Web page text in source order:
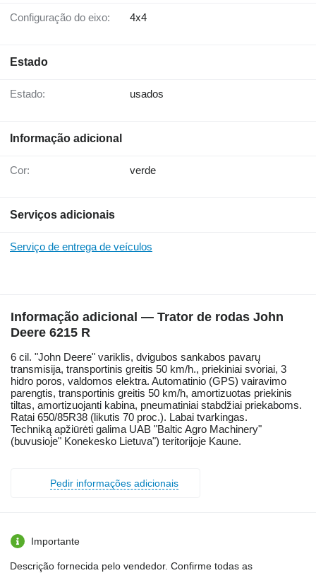
Configuração do eixo: 4x4
Estado
Estado: usados
Informação adicional
Cor: verde
Serviços adicionais
Serviço de entrega de veículos
Informação adicional — Trator de rodas John
Deere 6215 R
6 cil. "John Deere" variklis, dvigubos sankabos pavarų
transmisija, transportinis greitis 50 km/h., priekiniai svoriai, 3
hidro poros, valdomos elektra. Automatinio (GPS) vairavimo
parengtis, transportinis greitis 50 km/h, amortizuotas priekinis
tiltas, amortizuojanti kabina, pneumatiniai stabdžiai priekaboms.
Ratai 650/85R38 (likutis 70 proc.). Labai tvarkingas.
Techniką apžiūrėti galima UAB "Baltic Agro Machinery"
(buvusioje" Konekesko Lietuva") teritorijoje Kaune.
Pedir informações adicionais
Importante
Descrição fornecida pelo vendedor. Confirme todas as